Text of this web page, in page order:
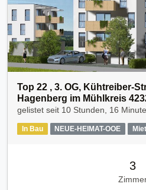
Top 22 , 3. OG, Kühtreiber-
Hagenberg im Mühlkreis
gelistet seit 10 Stunden, 16
In Bau NEUE-HEIMAT-OOE
3